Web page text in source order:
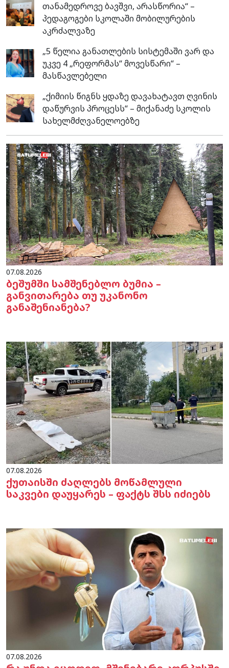
თანამედროვე ბავშვი, არასწორია“ –
პედაგოგები სკოლაში მობილურების
აკრძალვაზე
„5 წელია განათლების სისტემაში ვარ და
უკვე 4 „რეფორმას“ მოვესწარი“ –
მასწავლებელი
„ქიმიის წიგნს ყდაზე დავახატავთ ღვინის
დაწურვის პროცესს“ – მიქანაძე სკოლის
სახელმძღვანელოებზე
07.08.2026
ბეშუმში სამშენებლო ბუმია –
განვითარება თუ უკანონო
განაშენიანება?
07.08.2026
ქუთაისში ძაღლებს მოწამლული
საკვები დაუყარეს – ფაქტს შსს იძიებს
07.08.2026